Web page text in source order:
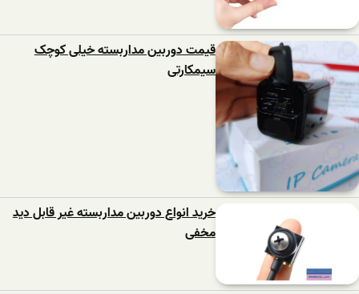
قیمت دوربین مداربسته خیلی کوچک
سیمکارتی
خرید انواع دوربین مداربسته غیر قابل دید
مخفی